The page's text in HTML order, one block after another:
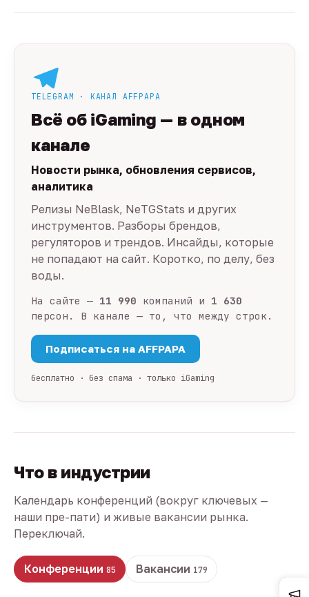
TELEGRAM · КАНАЛ AFFPAPA
Всё об iGaming — в одном
канале
Новости рынка, обновления сервисов,
аналитика
Релизы NeBlask, NeTGStats и других
инструментов. Разборы брендов,
регуляторов и трендов. Инсайды, которые
не попадают на сайт. Коротко, по делу, без
воды.
На сайте — 11 990 компаний и 1 630
персон. В канале — то, что между строк.
Подписаться на AFFPAPA
бесплатно · без спама · только iGaming
Что в индустрии
Календарь конференций (вокруг ключевых —
наши пре-пати) и живые вакансии рынка.
Переключай.
Конференции 85 Вакансии 179